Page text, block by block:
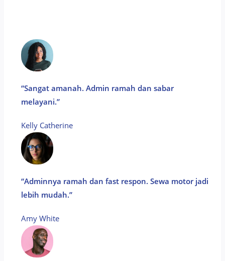
“Sangat amanah. Admin ramah dan sabar
melayani.”
Kelly Catherine​
“Adminnya ramah dan fast respon. Sewa motor jadi
lebih mudah.”
Amy White​